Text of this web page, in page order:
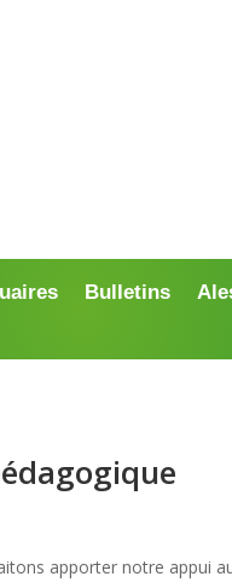
Bulletins
apporter notre appui